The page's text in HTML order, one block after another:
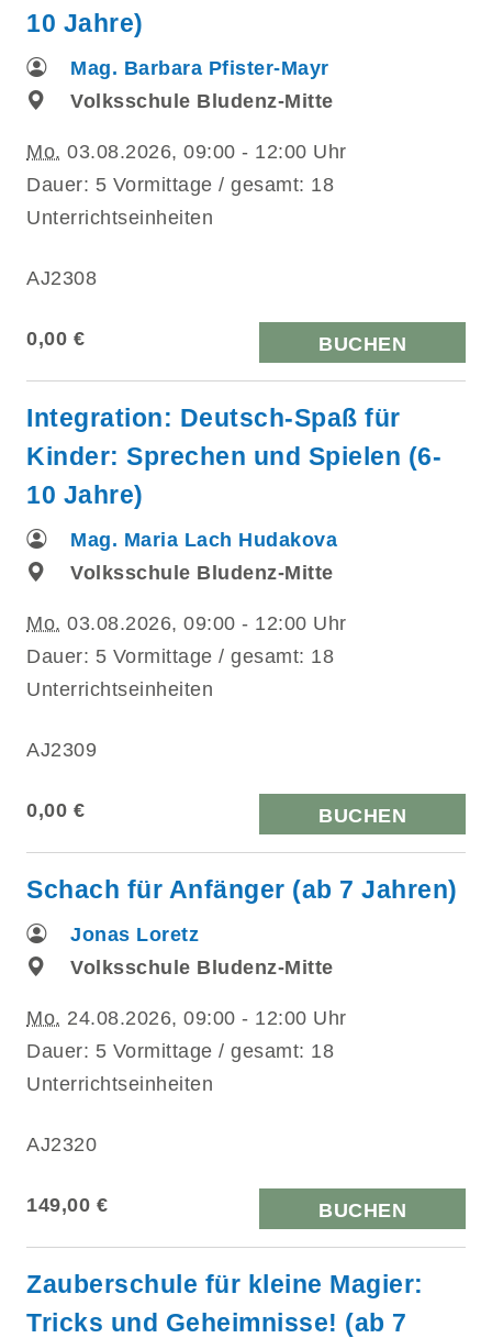
10 Jahre)
Mag. Barbara Pfister-Mayr
Volksschule Bludenz-Mitte
Mo. 03.08.2026, 09:00 - 12:00 Uhr
Dauer: 5 Vormittage / gesamt: 18
Unterrichtseinheiten
AJ2308
0,00 € BUCHEN
Integration: Deutsch-Spaß für
Kinder: Sprechen und Spielen (6-
10 Jahre)
Mag. Maria Lach Hudakova
Volksschule Bludenz-Mitte
Mo. 03.08.2026, 09:00 - 12:00 Uhr
Dauer: 5 Vormittage / gesamt: 18
Unterrichtseinheiten
AJ2309
0,00 € BUCHEN
Schach für Anfänger (ab 7 Jahren)
Jonas Loretz
Volksschule Bludenz-Mitte
Mo. 24.08.2026, 09:00 - 12:00 Uhr
Dauer: 5 Vormittage / gesamt: 18
Unterrichtseinheiten
AJ2320
149,00 € BUCHEN
Zauberschule für kleine Magier:
Tricks und Geheimnisse! (ab 7